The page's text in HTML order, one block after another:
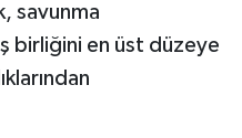
savunma
birliğini en üst düzeye